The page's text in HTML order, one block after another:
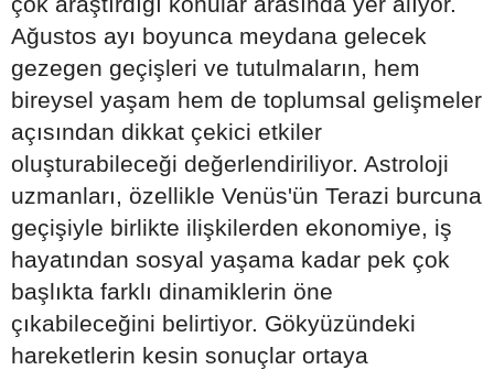
Ağustos ayı boyunca meydana gelecek
gezegen geçişleri ve tutulmaların, hem
bireysel yaşam hem de toplumsal gelişmeler
açısından dikkat çekici etkiler
oluşturabileceği değerlendiriliyor. Astroloji
uzmanları, özellikle Venüs'ün Terazi burcuna
geçişiyle birlikte ilişkilerden ekonomiye, iş
hayatından sosyal yaşama kadar pek çok
başlıkta farklı dinamiklerin öne
çıkabileceğini belirtiyor. Gökyüzündeki
hareketlerin kesin sonuçlar ortaya